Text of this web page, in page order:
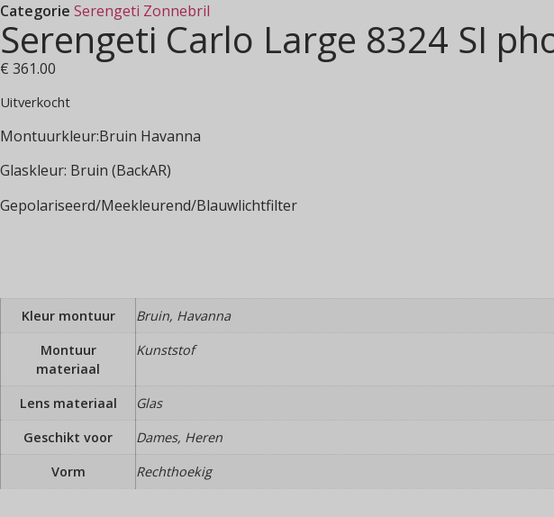
Categorie Serengeti Zonnebril
Serengeti Carlo Large 8324 SI
€ 361.00
Uitverkocht
Montuurkleur:Bruin Havanna
Glaskleur: Bruin (BackAR)
Gepolariseerd/Meekleurend/Blauwlichtfilter
Kleur montuur
Bruin, Havanna
Montuur
materiaal
Kunststof
Lens materiaal
Glas
Geschikt voor
Dames, Heren
Vorm
Rechthoekig